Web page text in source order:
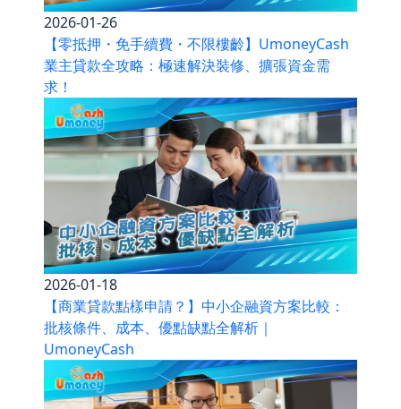
2026-01-26
【零抵押・免手續費・不限樓齡】UmoneyCash
業主貸款全攻略：極速解決裝修、擴張資金需
求！
2026-01-18
【商業貸款點樣申請？】中小企融資方案比較：
批核條件、成本、優點缺點全解析｜
UmoneyCash